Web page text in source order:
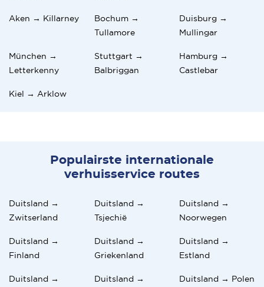
Aken → Killarney
Bochum →
Tullamore
Duisburg →
Mullingar
München →
Letterkenny
Stuttgart →
Balbriggan
Hamburg →
Castlebar
Kiel → Arklow
Populairste internationale
verhuisservice routes
Duitsland →
Zwitserland
Duitsland →
Tsjechië
Duitsland →
Noorwegen
Duitsland →
Finland
Duitsland →
Griekenland
Duitsland →
Estland
Duitsland →
Duitsland →
Duitsland → Polen